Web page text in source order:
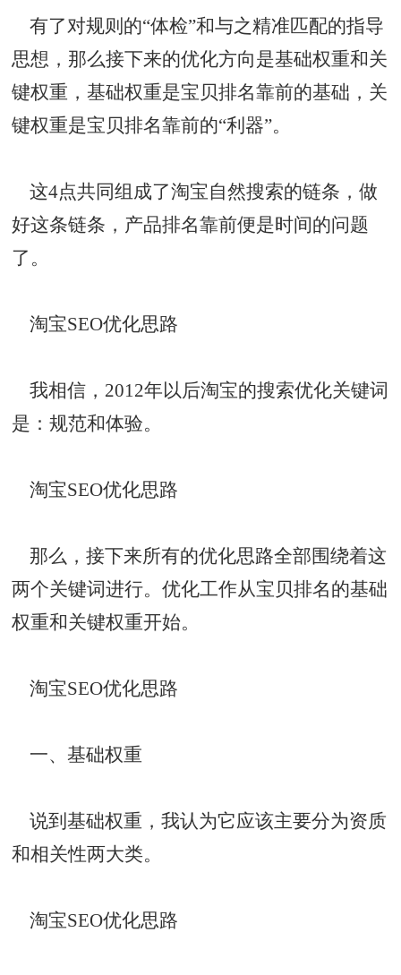
有了对规则的“体检”和与之精准匹配的指导
思想，那么接下来的优化方向是基础权重和关
键权重，基础权重是宝贝排名靠前的基础，关
键权重是宝贝排名靠前的“利器”。
这4点共同组成了淘宝自然搜索的链条，做
好这条链条，产品排名靠前便是时间的问题
了。
淘宝SEO优化思路
我相信，2012年以后淘宝的搜索优化关键词
是：规范和体验。
淘宝SEO优化思路
那么，接下来所有的优化思路全部围绕着这
两个关键词进行。优化工作从宝贝排名的基础
权重和关键权重开始。
淘宝SEO优化思路
一、基础权重
说到基础权重，我认为它应该主要分为资质
和相关性两大类。
淘宝SEO优化思路